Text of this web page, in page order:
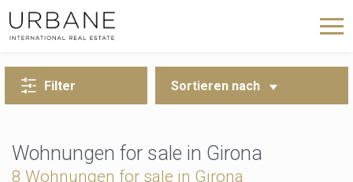
Filter Sortieren nach
Wohnungen for sale in Girona
8 Wohnungen for sale in Girona